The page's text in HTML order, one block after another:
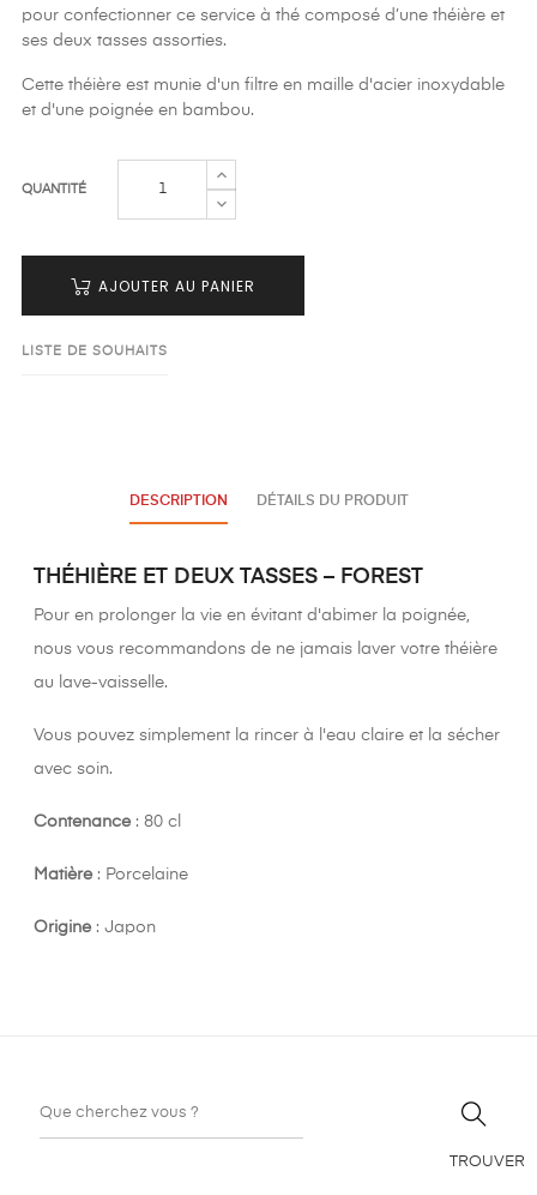
pour confectionner ce service à thé composé d’une théière et
ses deux tasses assorties.
Cette théière est munie d'un filtre en maille d'acier inoxydable
et d'une poignée en bambou.
QUANTITÉ
AJOUTER AU PANIER
LISTE DE SOUHAITS
DESCRIPTION DÉTAILS DU PRODUIT
THÉHIÈRE ET DEUX TASSES – FOREST
Pour en prolonger la vie en évitant d'abimer la poignée,
nous vous recommandons de ne jamais laver votre théière
au lave-vaisselle.
Vous pouvez simplement la rincer à l'eau claire et la sécher
avec soin.
Contenance: 80 cl
Matière: Porcelaine
Origine: Japon
TROUVER